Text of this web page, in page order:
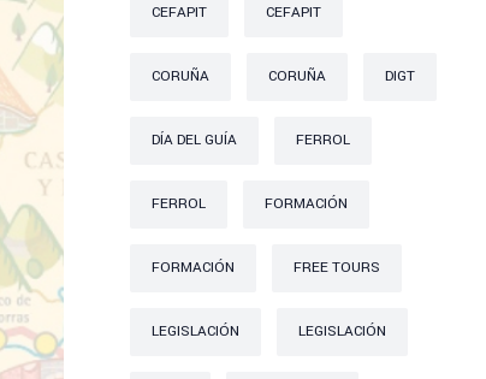
CEFAPIT CEFAPIT
CORUÑA CORUÑA DIGT
DÍA DEL GUÍA FERROL
FERROL FORMACIÓN
FORMACIÓN FREE TOURS
LEGISLACIÓN LEGISLACIÓN